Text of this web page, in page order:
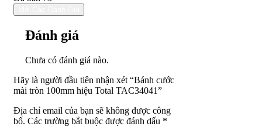
Đánh giá
Chưa có đánh giá nào.
Hãy là người đầu tiên nhận xét “Bánh cước
mài tròn 100mm hiệu Total TAC34041”
Địa chỉ email của bạn sẽ không được công
bố. Các trường bắt buộc được đánh dấu *